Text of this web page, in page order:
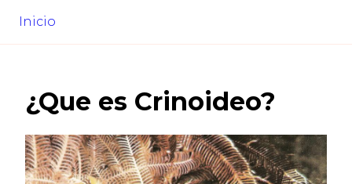
Inicio
¿Que es Crinoideo?